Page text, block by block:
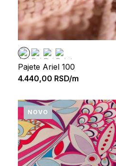
Pajete Ariel 100
4.440,00 RSD/m
NOVO